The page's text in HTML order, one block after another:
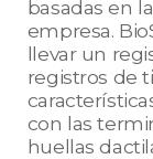
basadas en
empresa.
llevar un
registros de
con las
huellas